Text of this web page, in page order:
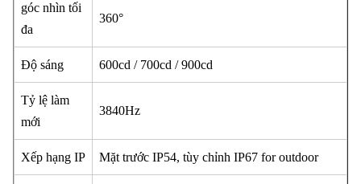
góc nhìn tối
đa
360°
Độ sáng 600cd / 700cd / 900cd
Tỷ lệ làm
mới
3840Hz
Xếp hạng IP Mặt trước IP54, tùy chỉnh IP67 for outdoor